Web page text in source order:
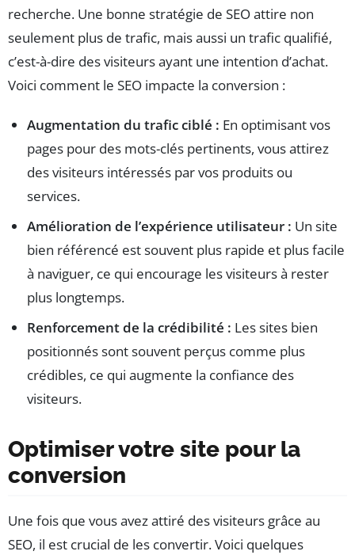
recherche. Une bonne stratégie de SEO attire non
seulement plus de trafic, mais aussi un trafic qualifié,
c’est-à-dire des visiteurs ayant une intention d’achat.
Voici comment le SEO impacte la conversion :
Augmentation du trafic ciblé : En optimisant vos
pages pour des mots-clés pertinents, vous attirez
des visiteurs intéressés par vos produits ou
services.
Amélioration de l’expérience utilisateur : Un site
bien référencé est souvent plus rapide et plus facile
à naviguer, ce qui encourage les visiteurs à rester
plus longtemps.
Renforcement de la crédibilité : Les sites bien
positionnés sont souvent perçus comme plus
crédibles, ce qui augmente la confiance des
visiteurs.
Optimiser votre site pour la
conversion
Une fois que vous avez attiré des visiteurs grâce au
SEO, il est crucial de les convertir. Voici quelques